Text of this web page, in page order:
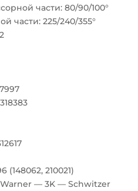
части: 80/90/100°
части: 225/240/355°
(148062, 210021)
— 3K — Schwitzer